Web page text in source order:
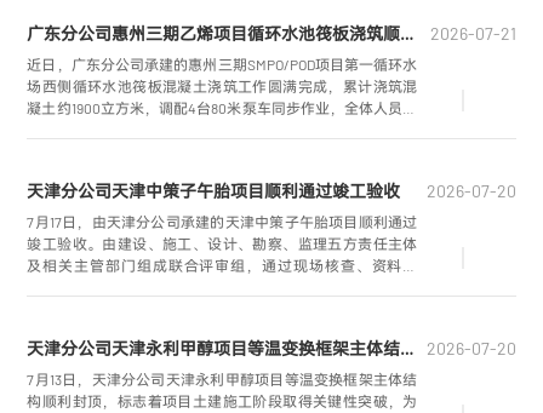
广东分公司惠州三期乙烯项目循环水池筏板浇筑顺利完成 2026-07-21
近日，广东分公司承建的惠州三期SMPO/POD项目第一循环水
场西侧循环水池筏板混凝土浇筑工作圆满完成，累计浇筑混
凝土约1900立方米，调配4台80米泵车同步作业，全体人员连
天津分公司天津中策子午胎项目顺利通过竣工验收 2026-07-20
7月17日，由天津分公司承建的天津中策子午胎项目顺利通过
竣工验收。由建设、施工、设计、勘察、监理五方责任主体
及相关主管部门组成联合评审组，通过现场核查、资料审
天津分公司天津永利甲醇项目等温变换框架主体结构顺利封顶 2026-07-20
7月13日，天津分公司天津永利甲醇项目等温变换框架主体结
构顺利封顶，标志着项目土建施工阶段取得关键性突破，为